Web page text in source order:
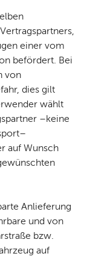
einer vom
befördert. Bei
von
dies gilt
wählt
–keine
auf Wunsch
Anlieferung
und von
bzw.
auf